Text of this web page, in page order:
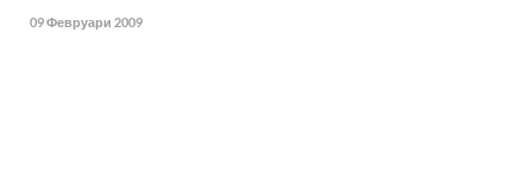
09 Февруари 2009